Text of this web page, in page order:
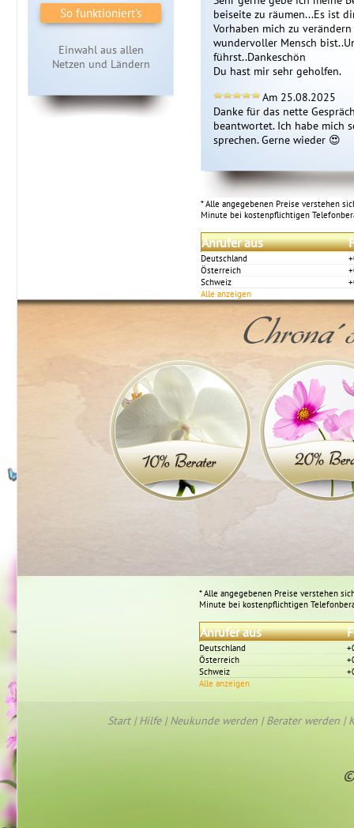
So funktioniert's
Einwahl aus allen
Netzen und Ländern
beiseite zu räumen...Es ist
Vorhaben mich zu
wundervoller Mensch
führst..Dankeschön
Du hast mir sehr geholfen.
Am 25.08.2025
Danke für das nette
beantwortet. Ich habe mich
sprechen. Gerne wieder 😍
* Alle angegebenen Preise verstehen
Minute bei kostenpflichtigen
Anrufer aus
Deutschland
Österreich
Schweiz
Alle anzeigen
* Alle angegebenen Preise verstehen
Minute bei kostenpflichtigen
Anrufer aus
Deutschland
Österreich
Schweiz
Alle anzeigen
Start|Hilfe|Neukunde werden |Berater werden |